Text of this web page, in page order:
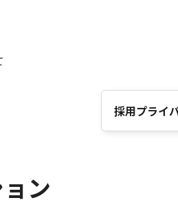
採用プライ
ン